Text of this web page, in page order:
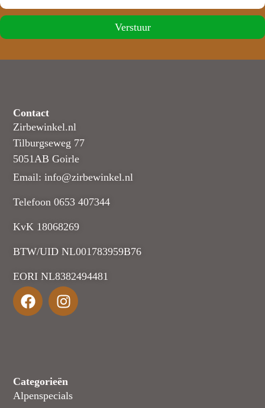
Verstuur
Contact
Zirbewinkel.nl
Tilburgseweg 77
5051AB Goirle
Email: info@zirbewinkel.nl
Telefoon 0653 407344
KvK 18068269
BTW/UID NL001783959B76
EORI NL8382494481
Categorieën
Alpenspecials